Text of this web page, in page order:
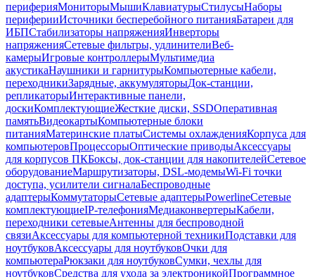
периферияМониторыМышиКлавиатурыСтилусыНаборы
периферииИсточники бесперебойного питанияБатареи для
ИБПСтабилизаторы напряженияИнверторы
напряженияСетевые фильтры, удлинителиВеб-
камерыИгровые контроллерыМультимедиа
акустикаНаушники и гарнитурыКомпьютерные кабели,
переходникиЗарядные, аккумуляторыДок-станции,
репликаторыИнтерактивные панели,
доскиКомплектующиеЖесткие диски, SSDОперативная
памятьВидеокартыКомпьютерные блоки
питанияМатеринские платыСистемы охлажденияКорпуса для
компьютеровПроцессорыОптические приводыАксессуары
для корпусов ПКБоксы, док-станции для накопителейСетевое
оборудованиеМаршрутизаторы, DSL-модемыWi-Fi точки
доступа, усилители сигналаБеспроводные
адаптерыКоммутаторыСетевые адаптерыPowerlineСетевые
комплектующиеIP-телефонияМедиаконвертерыКабели,
переходники сетевыеАнтенны для беспроводной
связиАксессуары для компьютерной техникиПодставки для
ноутбуковАксессуары для ноутбуковОчки для
компьютераРюкзаки для ноутбуковСумки, чехлы для
ноутбуковСредства для ухода за электроникойПрограммное